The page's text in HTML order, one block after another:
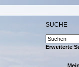
SUCHE
Erweiterte